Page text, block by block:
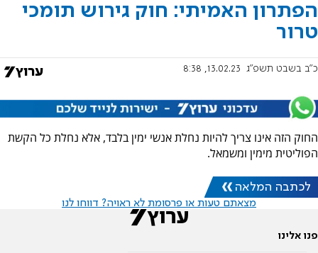
הפתרון האמיתי: חוק גירוש תומכי
טרור
כ"ב בשבט תשפ"ג 13.02.23, 8:38
החוק הזה אינו צריך להיות נחלת אנשי ימין בלבד, אלא נחלת כל הקשת
הפוליטית מימין ומשמאל.
לכתבה המלאה
מצאתם טעות או פרסומת לא ראויה? דווחו לנו
פנו אלינו